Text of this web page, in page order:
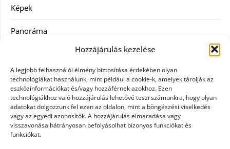
Hozzájárulás kezelése
A legjobb felhasználói élmény biztosítása érdekében olyan
technológiákat használunk, mint például a cookie-k, amelyek tárolják az
eszközinformációkat és/vagy hozzáférnek azokhoz. Ezen
technológiákhoz való hozzájárulás lehetővé teszi számunkra, hogy olyan
adatokat dolgozzunk fel ezen az oldalon, mint a böngészési viselkedés
vagy az egyedi azonosítók. A hozzájárulás elmaradása vagy
visszavonása hátrányosan befolyásolhat bizonyos funkciókat és
funkciókat.
Képek
Panoráma
Szolgáltatás
Vásárlás
Webáruházak